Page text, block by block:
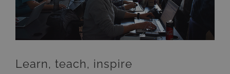
Learn, teach, inspire